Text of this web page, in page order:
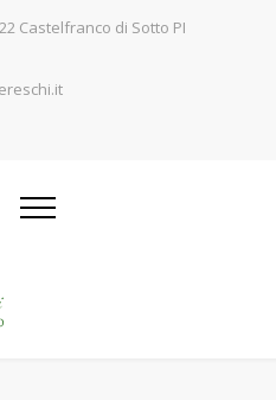
Castelfranco di Sotto PI